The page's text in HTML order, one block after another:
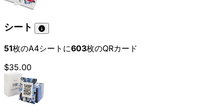
シート
51枚のA4シートに603枚のQRカード
$35.00